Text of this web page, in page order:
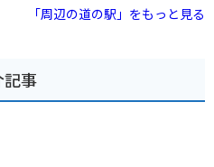
したり、観光情報を入手してから、周辺の
のアクティビティの拠点としても最適で
訪れる場合、道の駅には広い駐車場が完備
ズ、大山そばなどが人気です。道の駅で
、併設のレストランでも味わうことがで
大山周辺は温泉地としても知られてお
「周辺の道の駅」をもっと見る
記事